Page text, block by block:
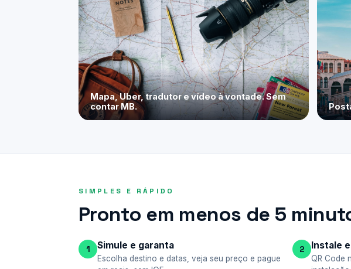
Mapa, Uber, tradutor e vídeo à vontade. Sem
contar MB.
SIMPLES E RÁPIDO
Pronto em menos de 5
1 Simule e garanta
Escolha destino e datas, veja seu preço e pague
2 Instale
QR Code